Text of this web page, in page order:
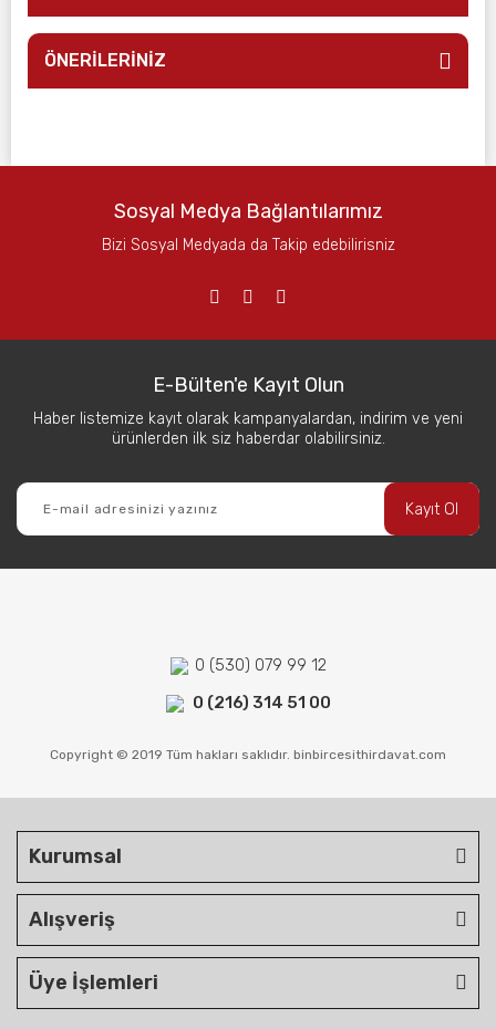
ÖNERİLERİNİZ
Sosyal Medya Bağlantılarımız
Bizi Sosyal Medyada da Takip edebilirisniz
E-Bülten'e Kayıt Olun
Haber listemize kayıt olarak kampanyalardan, indirim ve yeni
ürünlerden ilk siz haberdar olabilirsiniz.
Kayıt Ol
0 (530) 079 99 12
0 (216) 314 51 00
Copyright © 2019 Tüm hakları saklıdır. binbircesithirdavat.com
Kurumsal
Alışveriş
Üye İşlemleri